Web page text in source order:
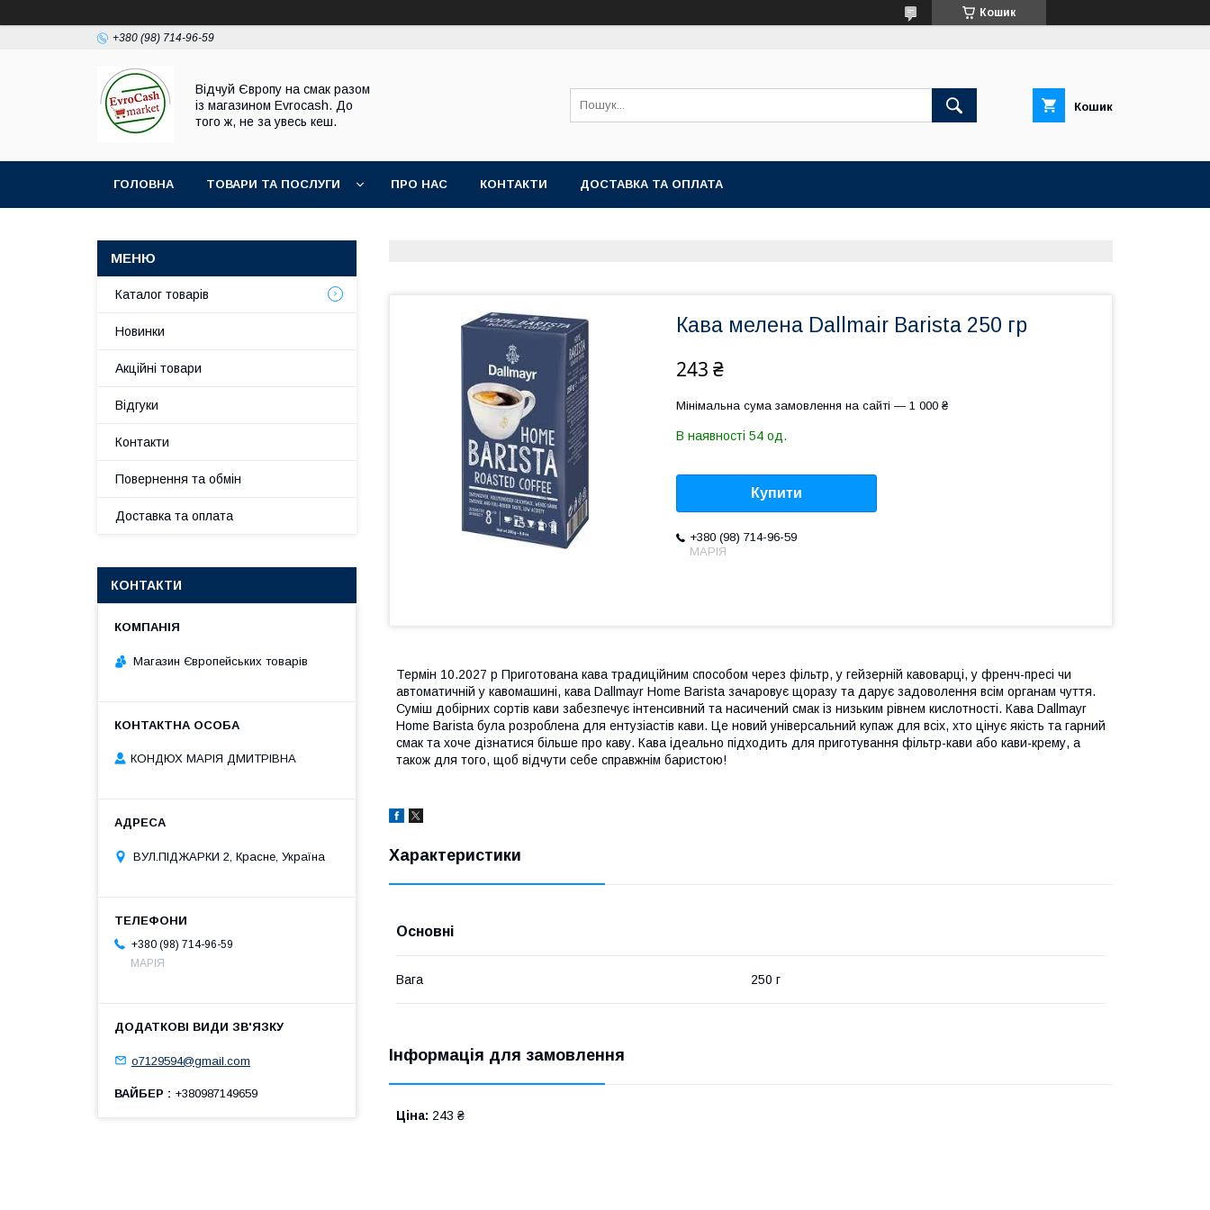
Кошик
+380 (98) 714-96-59
Відчуй Європу на смак разом
із магазином Evrocash. До
того ж, не за увесь кеш.
Кошик
ГОЛОВНА ТОВАРИ ТА ПОСЛУГИ ПРО НАС КОНТАКТИ ДОСТАВКА ТА ОПЛАТА
Кава мелена Dallmair Barista 250 гр
243 ₴
Мінімальна сума замовлення на сайті — 1 000 ₴
В наявності 54 од.
Купити
+380 (98) 714-96-59
МАРІЯ
Термін 10.2027 р Приготована кава традиційним способом через фільтр, у гейзерній кавоварці, у френч-пресі чи
автоматичній у кавомашині, кава Dallmayr Home Barista зачаровує щоразу та дарує задоволення всім органам чуття.
Суміш добірних сортів кави забезпечує інтенсивний та насичений смак із низьким рівнем кислотності. Кава Dallmayr
Home Barista була розроблена для ентузіастів кави. Це новий універсальний купаж для всіх, хто цінує якість та гарний
смак та хоче дізнатися більше про каву. Кава ідеально підходить для приготування фільтр-кави або кави-крему, а
також для того, щоб відчути себе справжнім баристою!
Характеристики
Основні
Вага 250 г
Інформація для замовлення
Ціна: 243 ₴
Каталог товарів
Новинки
Акційні товари
Відгуки
Контакти
Повернення та обмін
Доставка та оплата
КОНТАКТИ
Магазин Європейських товарів
КОНДЮХ МАРІЯ ДМИТРІВНА
ВУЛ.ПІДЖАРКИ 2, Красне, Україна
+380 (98) 714-96-59
МАРІЯ
o7129594@gmail.com
ВАЙБЕР +380987149659